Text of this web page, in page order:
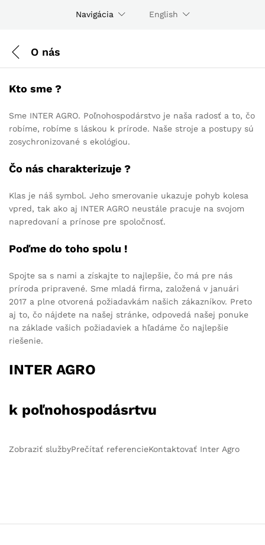
Navigácia English
O nás
Kto sme ?
Sme INTER AGRO. Poľnohospodárstvo je naša radosť a to, čo
robíme, robíme s láskou k prírode. Naše stroje a postupy sú
zosychronizované s ekológiou.
Čo nás charakterizuje ?
Klas je náš symbol. Jeho smerovanie ukazuje pohyb kolesa
vpred, tak ako aj INTER AGRO neustále pracuje na svojom
napredovaní a prínose pre spoločnosť.
Poďme do toho spolu !
Spojte sa s nami a získajte to najlepšie, čo má pre nás
príroda pripravené. Sme mladá firma, založená v januári
2017 a plne otvorená požiadavkám našich zákazníkov. Preto
aj to, čo nájdete na našej stránke, odpovedá našej ponuke
na základe vašich požiadaviek a hľadáme čo najlepšie
riešenie.
INTER AGRO
k poľnohospodásrtvu
Zobraziť službyPrečítať referencieKontaktovať Inter Agro